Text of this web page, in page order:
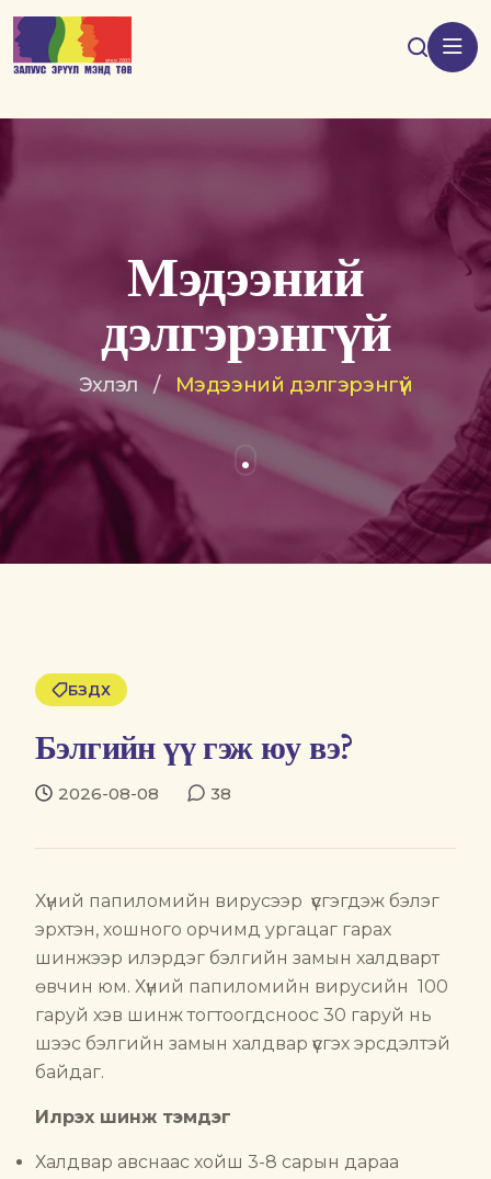
Мэдээний
дэлгэрэнгүй
Эхлэл / Мэдээний дэлгэрэнгүй
БЗДХ
Бэлгийн үү гэж юу вэ?
2026-08-08 38
Хүний папиломийн вирусээр үүсгэгдэж бэлэг
эрхтэн, хошного орчимд ургацаг гарах
шинжээр илэрдэг бэлгийн замын халдварт
өвчин юм. Хүний папиломийн вирусийн 100
гаруй хэв шинж тогтоогдсноос 30 гаруй нь
шээс бэлгийн замын халдвар үүсгэх эрсдэлтэй
байдаг.
Илрэх шинж тэмдэг
Халдвар авснаас хойш 3-8 сарын дараа